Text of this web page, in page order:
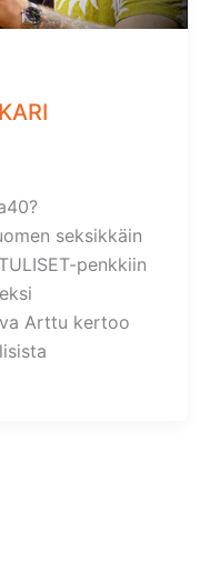
seksikkäin
penkkiin
Arttu kertoo